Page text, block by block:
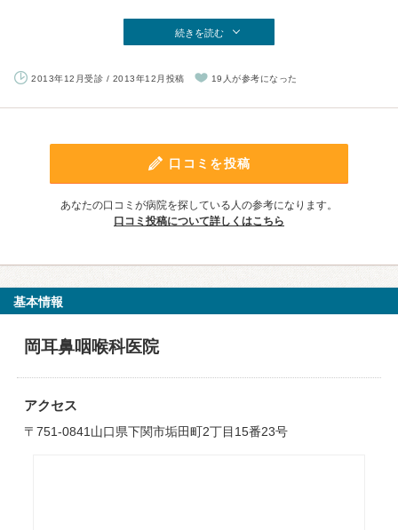
続きを読む
2013年12月受診 / 2013年12月投稿 19人が参考になった
口コミを投稿
あなたの口コミが病院を探している人の参考になります。
口コミ投稿について詳しくはこちら
基本情報
岡耳鼻咽喉科医院
アクセス
〒751-0841山口県下関市垢田町2丁目15番23号